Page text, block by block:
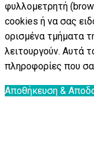
φυλλομετρητή
cookies ή να σας
ορισμένα τμήματα
λειτουργούν. Αυτά
πληροφορίες που
Αποθήκευση &